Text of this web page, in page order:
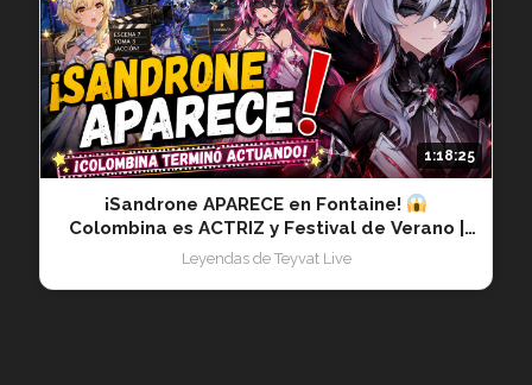
1:18:25
¡Sandrone APARECE en Fontaine!
Colombina es ACTRIZ y Festival de Verano |
Genshin Impact 20260701
Leyendas de Teyvat Live